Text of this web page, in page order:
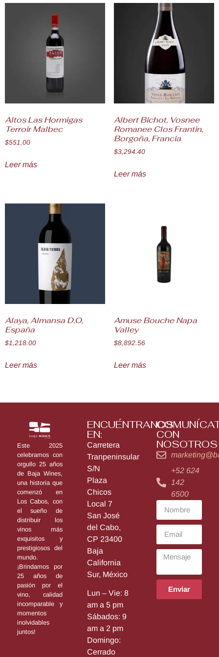
Altos Las Hormigas
Terroir Malbec
$551.00
Leer más
Albert Bichot, Vosnee
Romanee Clos Frantin,
Borgoña, Francia
$3,294.40
Leer más
Alaya, Almansa D.O,
España
$1,218.00
Leer más
Amuse Bouche Napa
Valley
$8,892.56
Leer más
Este 2025
celebramos con
orgullo 25 años
de Baja Wines,
una historia que
comenzó en
Los Cabos, con
el sueño de
distribuir los
vinos más
exquisitos y
prestigiosos del
mundo.
¡Brindamos por
25 años de
pasión por el
vino, calidad
incomparable y
momentos
inolvidables
juntos!
ENCUÉNTRANOS
EN:
Carretera
Tranpeninsular
S/N
Plaza
Chicos
Local 7
San José
del Cabo,
CP 23400
Baja
California
Sur, México
Lun – Vie: 8
am a 5 pm
Sábados: 9
am a 2 pm
Domingo:
Cerrado
CON
NOSOTROS
+52 624
142
6500
Enviar